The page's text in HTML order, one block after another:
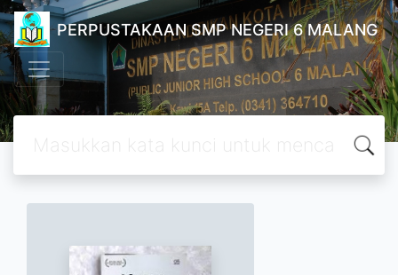
PERPUSTAKAAN SMP NEGERI 6 MALANG